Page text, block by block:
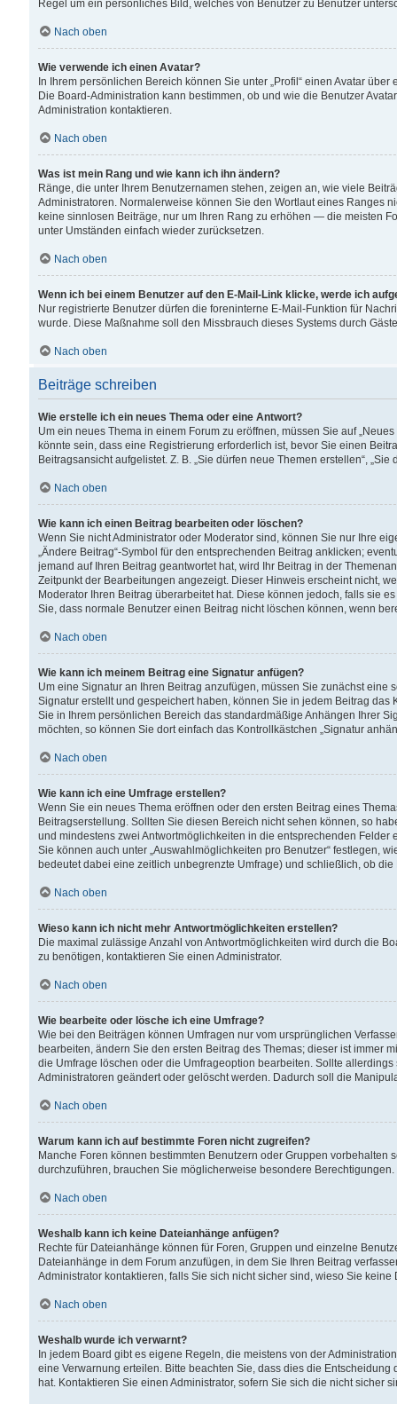
Regel um ein persönliches Bild, welches von Benutzer zu Benutzer
Nach oben
Wie verwende ich einen Avatar?
In Ihrem persönlichen Bereich können Sie unter „Profil“ einen Avatar
Die Board-Administration kann bestimmen, ob und wie die Benutzer
Administration kontaktieren.
Nach oben
Was ist mein Rang und wie kann ich ihn ändern?
Ränge, die unter Ihrem Benutzernamen stehen, zeigen an, wie viele
Administratoren. Normalerweise können Sie den Wortlaut eines Ranges
keine sinnlosen Beiträge, nur um Ihren Rang zu erhöhen — die meisten
unter Umständen einfach wieder zurücksetzen.
Nach oben
Wenn ich bei einem Benutzer auf den E-Mail-Link klicke, werde ich
Nur registrierte Benutzer dürfen die foreninterne E-Mail-Funktion für
wurde. Diese Maßnahme soll den Missbrauch dieses Systems durch
Nach oben
Beiträge schreiben
Wie erstelle ich ein neues Thema oder eine Antwort?
Um ein neues Thema in einem Forum zu eröffnen, müssen Sie auf
könnte sein, dass eine Registrierung erforderlich ist, bevor Sie einen
Beitragsansicht aufgelistet. Z. B. „Sie dürfen neue Themen erstellen“,
Nach oben
Wie kann ich einen Beitrag bearbeiten oder löschen?
Wenn Sie nicht Administrator oder Moderator sind, können Sie nur Ihre
„Ändere Beitrag“-Symbol für den entsprechenden Beitrag anklicken;
jemand auf Ihren Beitrag geantwortet hat, wird Ihr Beitrag in der
Zeitpunkt der Bearbeitungen angezeigt. Dieser Hinweis erscheint nicht,
Moderator Ihren Beitrag überarbeitet hat. Diese können jedoch, falls sie
Sie, dass normale Benutzer einen Beitrag nicht löschen können, wenn
Nach oben
Wie kann ich meinem Beitrag eine Signatur anfügen?
Um eine Signatur an Ihren Beitrag anzufügen, müssen Sie zunächst
Signatur erstellt und gespeichert haben, können Sie in jedem Beitrag
Sie in Ihrem persönlichen Bereich das standardmäßige Anhängen Ihrer
möchten, so können Sie dort einfach das Kontrollkästchen „Signatur
Nach oben
Wie kann ich eine Umfrage erstellen?
Wenn Sie ein neues Thema eröffnen oder den ersten Beitrag eines
Beitragserstellung. Sollten Sie diesen Bereich nicht sehen können, so
und mindestens zwei Antwortmöglichkeiten in die entsprechenden
Sie können auch unter „Auswahlmöglichkeiten pro Benutzer“ festlegen,
bedeutet dabei eine zeitlich unbegrenzte Umfrage) und schließlich, ob
Nach oben
Wieso kann ich nicht mehr Antwortmöglichkeiten erstellen?
Die maximal zulässige Anzahl von Antwortmöglichkeiten wird durch die
zu benötigen, kontaktieren Sie einen Administrator.
Nach oben
Wie bearbeite oder lösche ich eine Umfrage?
Wie bei den Beiträgen können Umfragen nur vom ursprünglichen
bearbeiten, ändern Sie den ersten Beitrag des Themas; dieser ist immer
die Umfrage löschen oder die Umfrageoption bearbeiten. Sollte
Administratoren geändert oder gelöscht werden. Dadurch soll die
Nach oben
Warum kann ich auf bestimmte Foren nicht zugreifen?
Manche Foren können bestimmten Benutzern oder Gruppen
durchzuführen, brauchen Sie möglicherweise besondere
Nach oben
Weshalb kann ich keine Dateianhänge anfügen?
Rechte für Dateianhänge können für Foren, Gruppen und einzelne
Dateianhänge in dem Forum anzufügen, in dem Sie Ihren Beitrag
Administrator kontaktieren, falls Sie sich nicht sicher sind, wieso Sie
Nach oben
Weshalb wurde ich verwarnt?
In jedem Board gibt es eigene Regeln, die meistens von der
eine Verwarnung erteilen. Bitte beachten Sie, dass dies die
hat. Kontaktieren Sie einen Administrator, sofern Sie sich die nicht sicher